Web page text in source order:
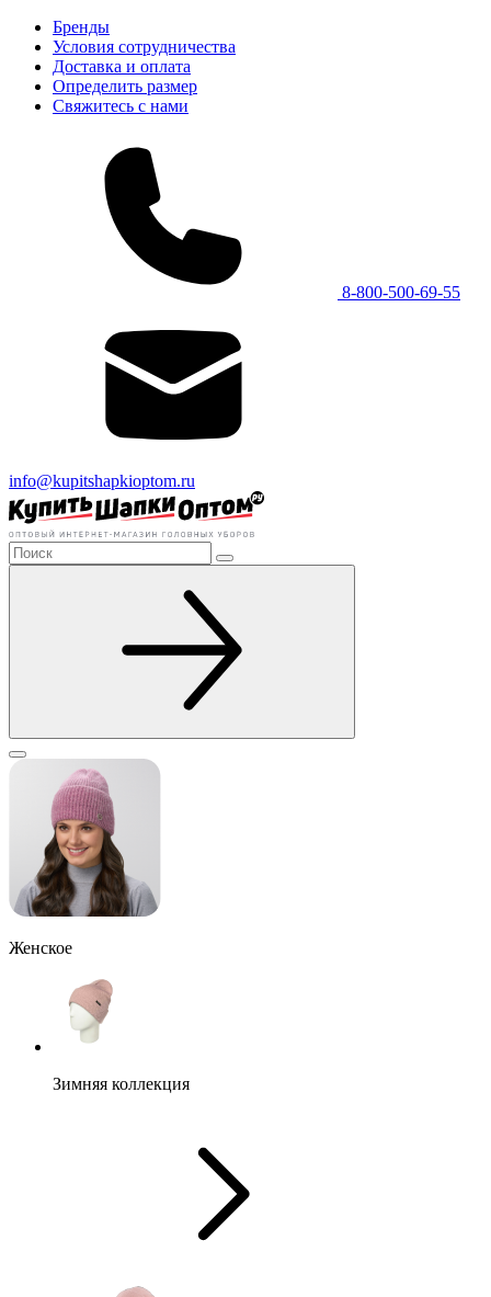
Бренды
Условия сотрудничества
Доставка и оплата
Определить размер
Свяжитесь с нами
8-800-500-69-55
info@kupitshapkioptom.ru
Женское
Зимняя коллекция